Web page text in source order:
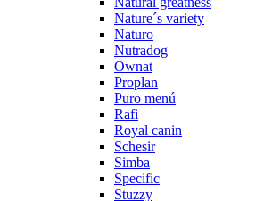
Nature´s variety
Naturo
Nutradog
Ownat
Proplan
Puro menú
Rafi
Royal canin
Schesir
Simba
Specific
Stuzzy